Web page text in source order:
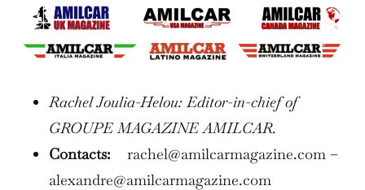
Rachel Joulia-Helou: Editor-in-chief of
GROUPE MAGAZINE AMILCAR.
Contacts: rachel@amilcarmagazine.com –
alexandre@amilcarmagazine.com